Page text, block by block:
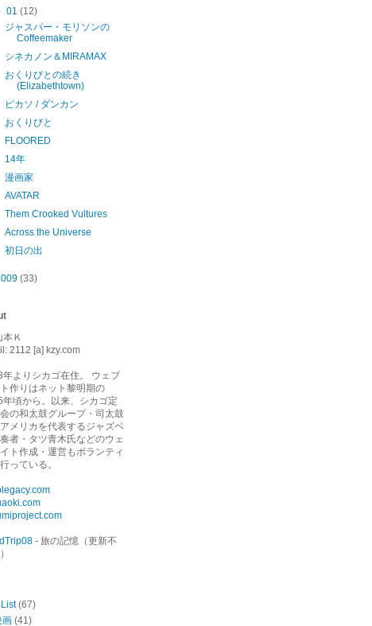
01(12)
ジャスパー・モリソンの
Coffeemaker
シネカノン＆MIRAMAX
おくりびとの続き
(Elizabethtown)
ピカソ / ダンカン
おくりびと
FLOORED
14年
漫画家
AVATAR
Them Crooked Vultures
Across the Universe
初日の出
(33)
本Ｋ
2112 [a] kzy.com
年よりシカゴ在住。 ウェブ
作りはネット黎明期の
年頃から。以来、シカゴ定
の和太鼓グループ・司太鼓
メリカを代表するジャズベ
者・タツ青木氏などのウェ
ト作成・運営もボランティ
っている。
- 旅の記憶（更新不
(67)
画 (41)